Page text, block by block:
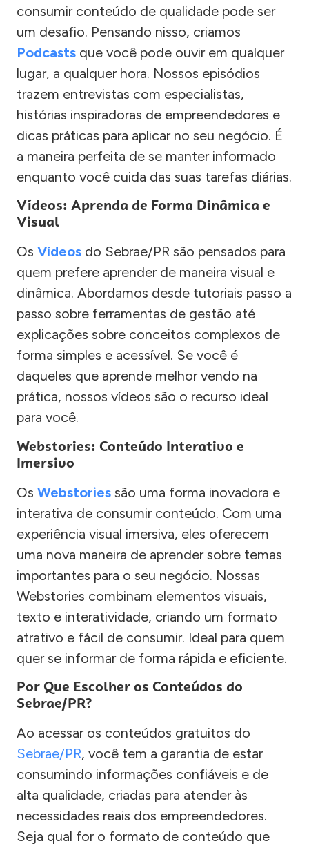
consumir conteúdo de qualidade pode ser
um desafio. Pensando nisso, criamos
Podcasts que você pode ouvir em qualquer
lugar, a qualquer hora. Nossos episódios
trazem entrevistas com especialistas,
histórias inspiradoras de empreendedores e
dicas práticas para aplicar no seu negócio. É
a maneira perfeita de se manter informado
enquanto você cuida das suas tarefas diárias.
Vídeos: Aprenda de Forma Dinâmica e
Visual
Os Vídeos do Sebrae/PR são pensados para
quem prefere aprender de maneira visual e
dinâmica. Abordamos desde tutoriais passo a
passo sobre ferramentas de gestão até
explicações sobre conceitos complexos de
forma simples e acessível. Se você é
daqueles que aprende melhor vendo na
prática, nossos vídeos são o recurso ideal
para você.
Webstories: Conteúdo Interativo e
Imersivo
Os Webstories são uma forma inovadora e
interativa de consumir conteúdo. Com uma
experiência visual imersiva, eles oferecem
uma nova maneira de aprender sobre temas
importantes para o seu negócio. Nossas
Webstories combinam elementos visuais,
texto e interatividade, criando um formato
atrativo e fácil de consumir. Ideal para quem
quer se informar de forma rápida e eficiente.
Por Que Escolher os Conteúdos do
Sebrae/PR?
Ao acessar os conteúdos gratuitos do
Sebrae/PR, você tem a garantia de estar
consumindo informações confiáveis e de
alta qualidade, criadas para atender às
necessidades reais dos empreendedores.
Seja qual for o formato de conteúdo que